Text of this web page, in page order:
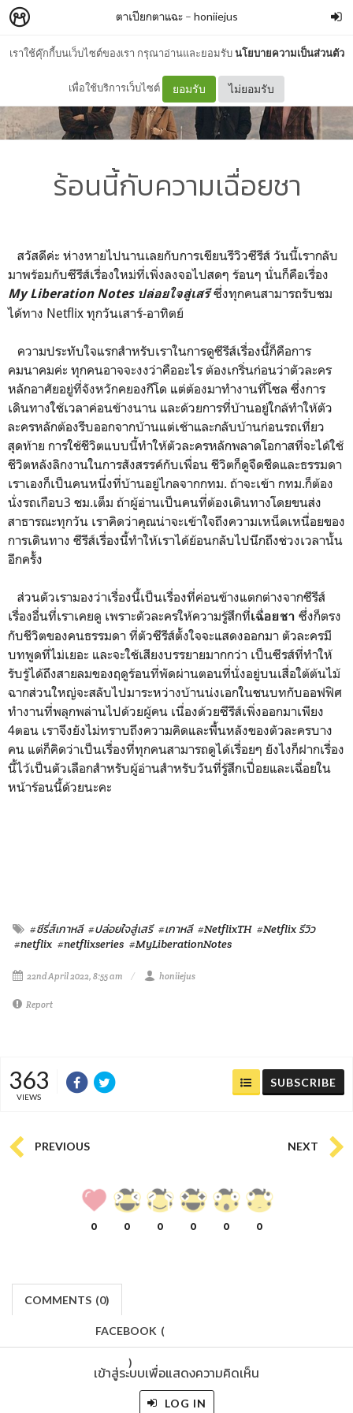
เราใช้คุ๊กกี้บนเว็บไซต์ของเรา กรุณาอ่านและยอมรับนโยบายความเป็นส่วนตัว
เพื่อใช้บริการเว็บไซต์ ยอมรับ ไม่ยอมรับ
ตาเปียกตาแฉะ– honiiejus
ร้อนนี้กับความเฉื่อยชา
สวัสดีค่ะ ห่างหายไปนานเลยกับการเขียนรีวิวซีรีส์ วันนี้เรากลับ
มาพร้อมกับซีรีส์เรื่องใหม่ที่เพิ่งลงจอไปสดๆ ร้อนๆ นั่นก็คือเรื่อง
My Liberation Notes ปล่อยใจสู่เสรีซึ่งทุกคนสามารถรับชม
ได้ทาง Netflix ทุกวันเสาร์-อาทิตย์
ความประทับใจแรกสำหรับเราในการดูซีรีส์เรื่องนี้ก็คือการ
คมนาคมค่ะ ทุกคนอาจจะงงว่าคืออะไร ต้องเกริ่นก่อนว่าตัวละคร
หลักอาศัยอยู่ที่จังหวักคยองกีโด แต่ต้องมาทำงานที่โซล ซึ่งการ
เดินทางใช้เวลาค่อนข้างนาน และด้วยการที่บ้านอยู่ใกล้ทำให้ตัว
ละครหลักต้องรีบออกจากบ้านแต่เช้าและกลับบ้านก่อนรถเที่ยว
สุดท้าย การใช้ชีวิตแบบนี้ทำให้ตัวละครหลักพลาดโอกาสที่จะได้ใช้
ชีวิตหลังลิกงานในการสังสรรค์กับเพื่อน ชีวิตก็ดูจืดชืดและธรรมดา
เราเองก็เป็นคนหนึ่งที่บ้านอยู่ไกลจากกทม. ถ้าจะเข้า กทม.ก็ต้อง
นั่งรถเกือบ3 ชม.เต็ม ถ้าผู้อ่านเป็นคนที่ต้องเดินทางโดยขนส่ง
สาธารณะทุกวัน เราคิดว่าคุณน่าจะเข้าใจถึงความเหน็ดเหนื่อยของ
การเดินทาง ซีรีส์เรื่องนี้ทำให้เราได้ย้อนกลับไปนึกถึงช่วงเวลานั้น
อีกครั้ง
ส่วนตัวเรามองว่าเรื่องนี้เป็นเรื่องที่ค่อนข้างแตกต่างจากซีรีส์
เรื่องอื่นที่เราเคยดู เพราะตัวละครให้ความรู้สึกที่เฉื่อยชา ซึ่งก็ตรง
กับชีวิตของคนธรรมดา ที่ตัวซีรีส์ตั้งใจจะแสดงออกมา ตัวละครมี
บทพูดที่ไม่เยอะ และจะใช้เสียงบรรยายมากกว่า เป็นซีรส์ที่ทำให้
รับรู้ได้ถึงสายลมของฤดูร้อนที่พัดผ่านตอนที่นั่งอยู่บนเสื่อใต้ต้นไม้
ฉากส่วนใหญ่จะสลับไปมาระหว่างบ้านน่งเอกในชนบทกับออฟฟิศ
ทำงานที่พลุกพล่านไปด้วยผู้คน เนื่องด้วยซีรีส์เพิ่งออกมาเพียง
4ตอน เราจึงยังไม่ทราบถึงความคิดและพื้นหลังของตัวละครบาง
คน แต่ก็คิดว่าเป็นเรื่องที่ทุกคนสามารถดูได้เรื่อยๆ ยังไงก็ฝากเรื่อง
นี้ไว้เป็นตัวเลือกสำหรับผู้อ่านสำหรับวันที่รู้สึกเปื่อยและเฉื่อยใน
หน้าร้อนนี้ด้วยนะคะ
#ซีรี่ส์เกาหลี #ปล่อยใจสู่เสรี #เกาหลี #NetflixTH #Netflix รีวิว
#netflix #netflixseries #MyLiberationNotes
22nd April 2022, 8:55 am honiiejus
Report
363
VIEWS
SUBSCRIBE
PREVIOUS NEXT
0 0 0 0 0 0
COMMENTS (0)
FACEBOOK (
)
เข้าสู่ระบบเพื่อแสดงความคิดเห็น
LOG IN